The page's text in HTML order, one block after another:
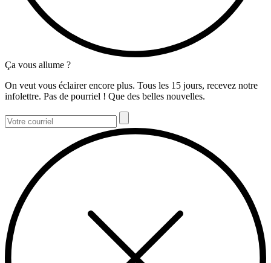
Ça vous allume ?
On veut vous éclairer encore plus. Tous les 15 jours, recevez notre
infolettre. Pas de pourriel ! Que des belles nouvelles.